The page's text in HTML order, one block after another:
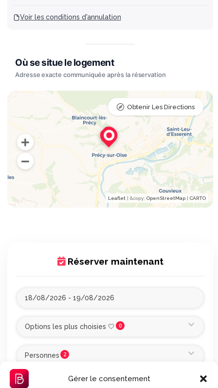
Gérer le consentement
Voir les conditions d'annulation
Leaflet | &​copy; OpenStreetMap | CARTO
Obtenir Les Directions
Réserver maintenant
Options les plus choisies 🤍 0
Personnes 2